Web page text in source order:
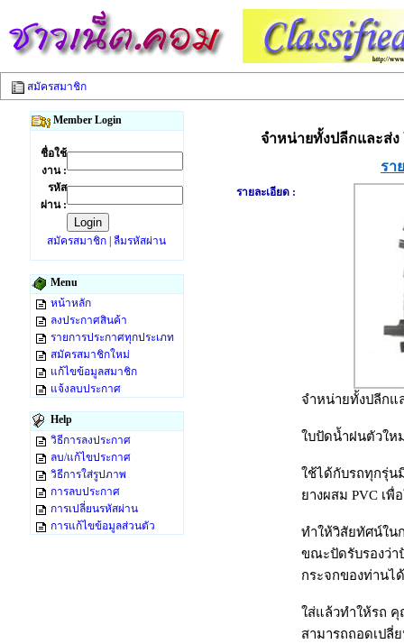
สมัครสมาชิก
Member Login
ชื่อใช้
งาน :
รหัส
ผ่าน :
สมัครสมาชิก ลืมรหัสผ่าน
Menu
หน้าหลัก
ลงประกาศสินค้า
รายการประกาศทุกประเภท
สมัครสมาชิกใหม่
แก้ไขข้อมูลสมาชิก
แจ้งลบประกาศ
Help
วิธีการลงประกาศ
ลบ/แก้ไขประกาศ
วิธีการใส่รูปภาพ
การลบประกาศ
การเปลี่ยนรหัสผ่าน
การแก้ไขข้อมูลส่วนตัว
จำหน่ายทั้งปลีกและส่ง
รา
รายละเอียด :
จำหน่ายทั้งปลีกแ
ใบปัดน้ำฝนตัวให
ใช้ได้กับรถทุกรุ่น
ยางผสม PVC เ
ทำให้วิสัยทัศน์ใ
ขณะปัดรับรองว่า
กระจกของท่านไ
ใส่แล้วทำให้รถ
สามารถถอดเปลี่